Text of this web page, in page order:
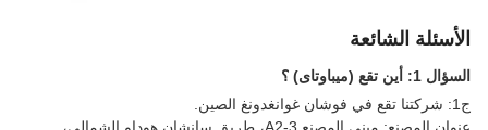
الأسئلة الشائعة
السؤال 1: أين تقع (ميباوتاى) ؟
ج1: شركتنا تقع في فوشان غوانغدونغ الصين.
عنوان المصنع: مبنى المصنع A2-3، طريق سانشان هوداو الشمالي،